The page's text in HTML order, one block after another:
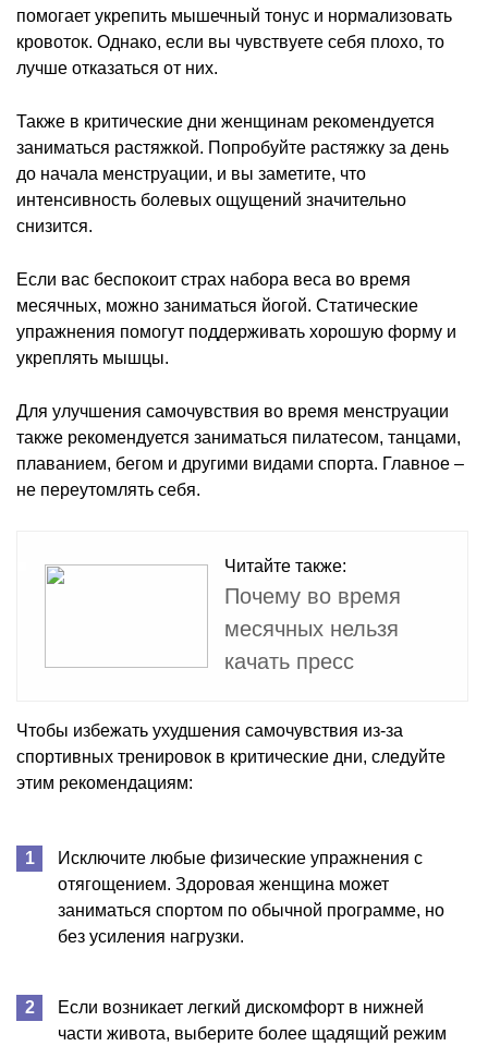
помогает укрепить мышечный тонус и нормализовать
кровоток. Однако, если вы чувствуете себя плохо, то
лучше отказаться от них.
Также в критические дни женщинам рекомендуется
заниматься растяжкой. Попробуйте растяжку за день
до начала менструации, и вы заметите, что
интенсивность болевых ощущений значительно
снизится.
Если вас беспокоит страх набора веса во время
месячных, можно заниматься йогой. Статические
упражнения помогут поддерживать хорошую форму и
укреплять мышцы.
Для улучшения самочувствия во время менструации
также рекомендуется заниматься пилатесом, танцами,
плаванием, бегом и другими видами спорта. Главное –
не переутомлять себя.
Читайте также:
Почему во время
месячных нельзя
качать пресс
Чтобы избежать ухудшения самочувствия из-за
спортивных тренировок в критические дни, следуйте
этим рекомендациям:
Исключите любые физические упражнения с
отягощением. Здоровая женщина может
заниматься спортом по обычной программе, но
без усиления нагрузки.
Если возникает легкий дискомфорт в нижней
части живота, выберите более щадящий режим